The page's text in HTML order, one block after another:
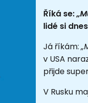
Říká se:
lidé si
Já říkám:
v USA
přijde
V Rusku